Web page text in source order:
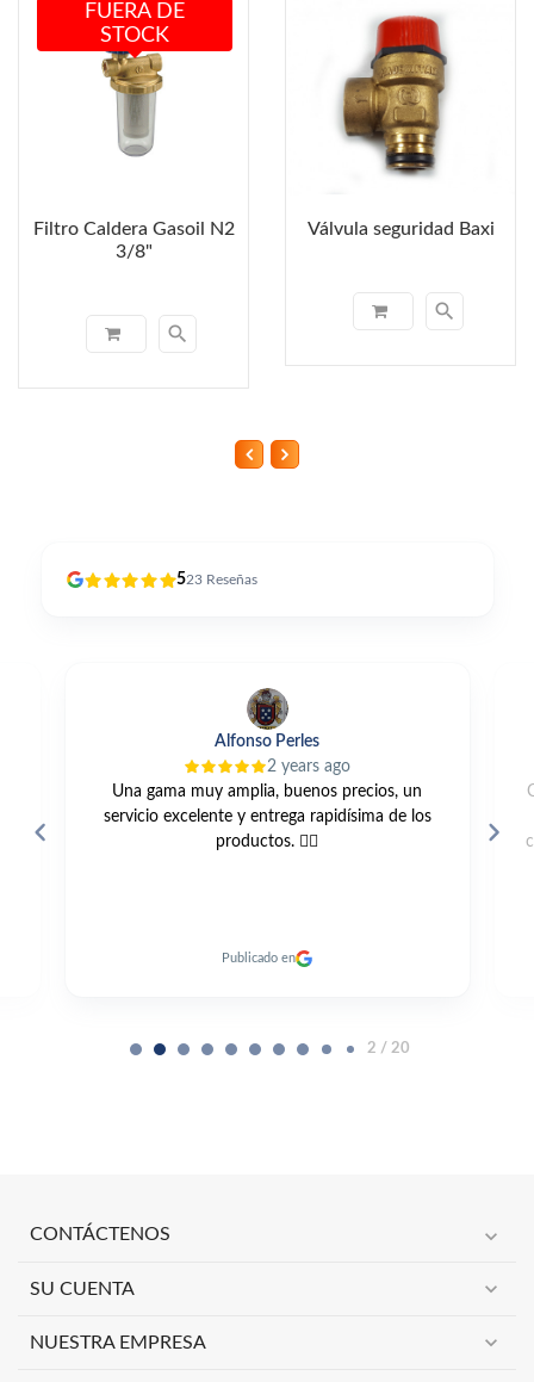
Filtro Caldera Gasoil N2
3/8"
search
FUERA DE
STOCK
Válvula seguridad Baxi
search
523 Reseñas
Alfonso Perles
2 years ago
Una gama muy amplia, buenos precios, un
servicio excelente y entrega rapidísima de los
productos. 👍🏼
Publicado en
2 / 20
CONTÁCTENOS expand_more
SU CUENTA expand_more
NUESTRA EMPRESA expand_more